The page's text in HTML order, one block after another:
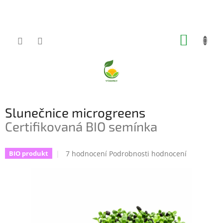
Slunečnice microgreens
Certifikovaná BIO semínka
BIO produkt
Průměrné
hvězdiček.
7 hodnocení Podrobnosti hodnocení